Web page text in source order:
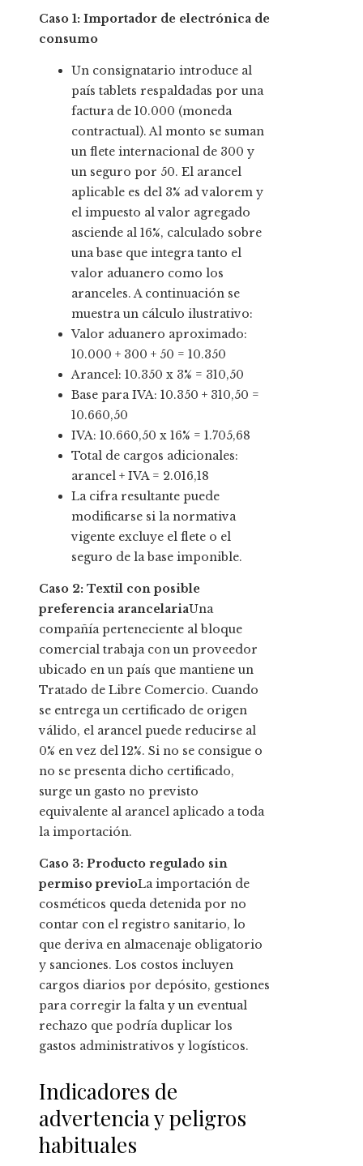
Caso 1: Importador de electrónica de
consumo
Un consignatario introduce al
país tablets respaldadas por una
factura de 10.000 (moneda
contractual). Al monto se suman
un flete internacional de 300 y
un seguro por 50. El arancel
aplicable es del 3% ad valorem y
el impuesto al valor agregado
asciende al 16%, calculado sobre
una base que integra tanto el
valor aduanero como los
aranceles. A continuación se
muestra un cálculo ilustrativo:
Valor aduanero aproximado:
10.000 + 300 + 50 = 10.350
Arancel: 10.350 x 3% = 310,50
Base para IVA: 10.350 + 310,50 =
10.660,50
IVA: 10.660,50 x 16% = 1.705,68
Total de cargos adicionales:
arancel + IVA = 2.016,18
La cifra resultante puede
modificarse si la normativa
vigente excluye el flete o el
seguro de la base imponible.
Caso 2: Textil con posible
preferencia arancelariaUna
compañía perteneciente al bloque
comercial trabaja con un proveedor
ubicado en un país que mantiene un
Tratado de Libre Comercio. Cuando
se entrega un certificado de origen
válido, el arancel puede reducirse al
0% en vez del 12%. Si no se consigue o
no se presenta dicho certificado,
surge un gasto no previsto
equivalente al arancel aplicado a toda
la importación.
Caso 3: Producto regulado sin
permiso previoLa importación de
cosméticos queda detenida por no
contar con el registro sanitario, lo
que deriva en almacenaje obligatorio
y sanciones. Los costos incluyen
cargos diarios por depósito, gestiones
para corregir la falta y un eventual
rechazo que podría duplicar los
gastos administrativos y logísticos.
Indicadores de
advertencia y peligros
habituales